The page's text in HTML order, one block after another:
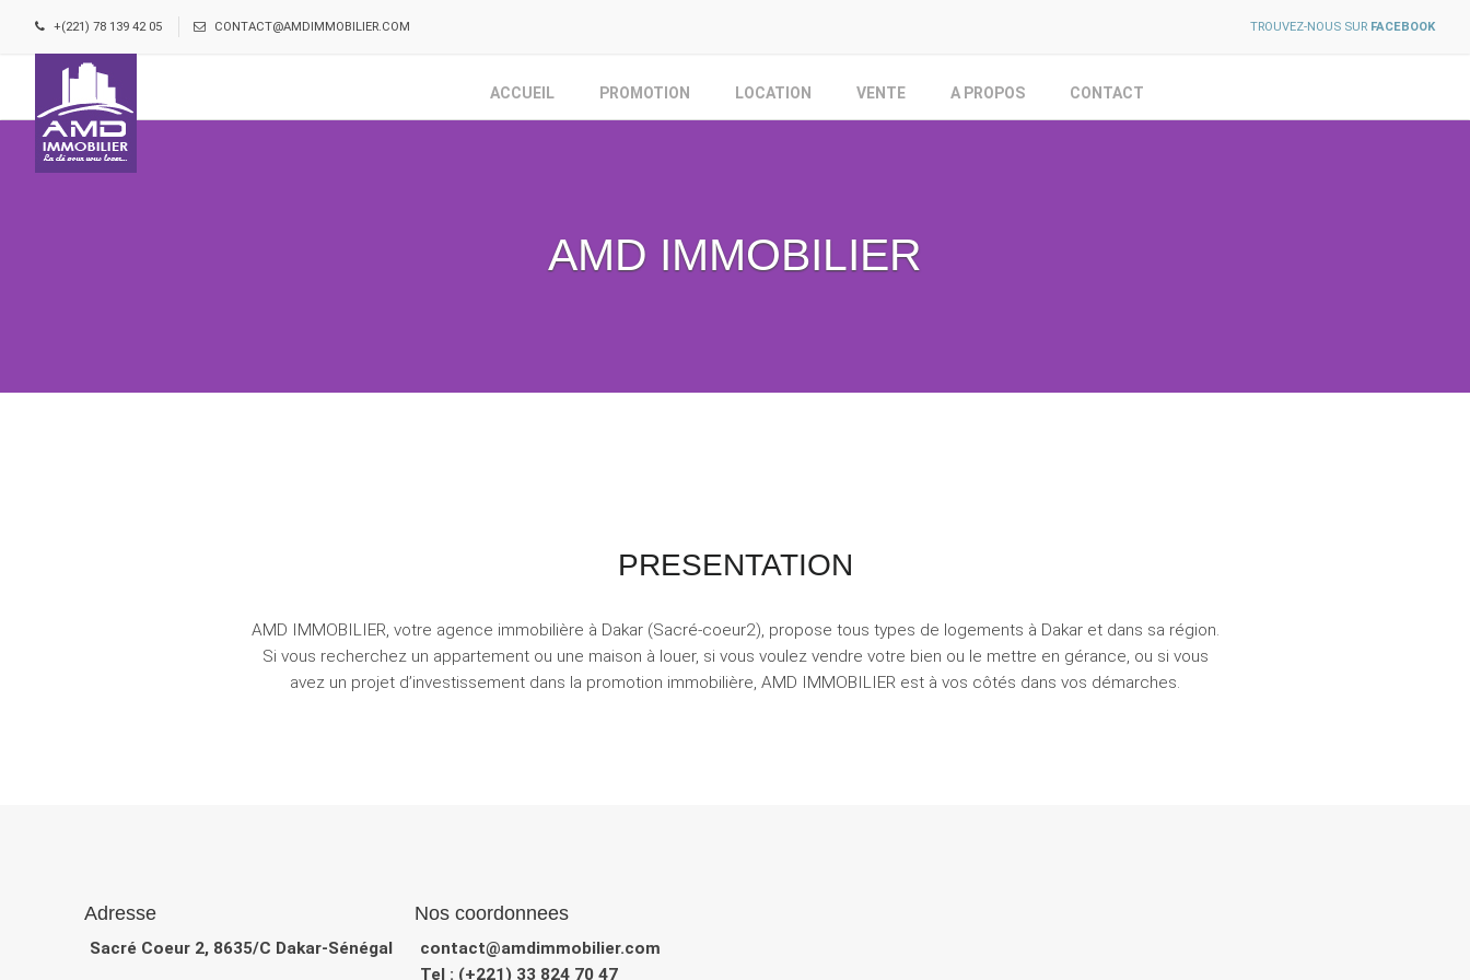
+(221) 78 139 42 05 CONTACT@AMDIMMOBILIER.COM TROUVEZ-NOUS SUR FACEBOOK
ACCUEIL PROMOTION LOCATION VENTE A PROPOS CONTACT
AMD IMMOBILIER
PRESENTATION
AMD IMMOBILIER, votre agence immobilière à Dakar (Sacré-coeur2), propose tous types de logements à Dakar et dans sa région.
Si vous recherchez un appartement ou une maison à louer, si vous voulez vendre votre bien ou le mettre en gérance, ou si vous
avez un projet d’investissement dans la promotion immobilière, AMD IMMOBILIER est à vos côtés dans vos démarches.
Adresse
Sacré Coeur 2, 8635/C Dakar-Sénégal
Nos coordonnees
contact@amdimmobilier.com
Tel : (+221) 33 824 70 47